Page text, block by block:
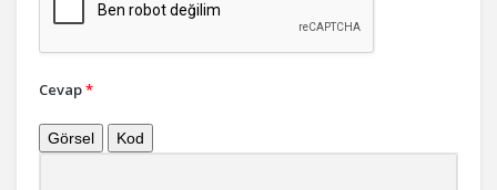
Cevap*
Görsel Kod